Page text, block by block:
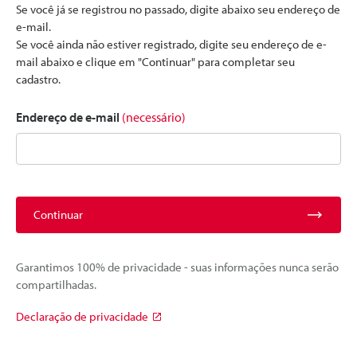
Se você já se registrou no passado, digite abaixo seu endereço de
e-mail.
Se você ainda não estiver registrado, digite seu endereço de e-
mail abaixo e clique em "Continuar" para completar seu
cadastro.
Endereço de e-mail (necessário)
Continuar
Garantimos 100% de privacidade - suas informações nunca serão
compartilhadas.
Declaração de privacidade